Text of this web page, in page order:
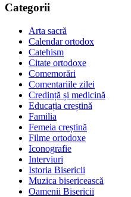
Categorii
Arta sacră
Calendar ortodox
Catehism
Citate ortodoxe
Comemorări
Comentariile zilei
Credință și medicină
Educația creștină
Familia
Femeia creștină
Filme ortodoxe
Iconografie
Interviuri
Istoria Bisericii
Muzica bisericească
Oamenii Bisericii